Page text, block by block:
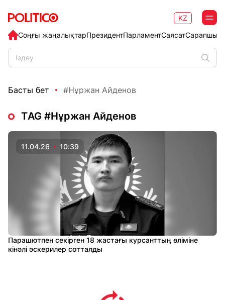
Соңғы жаңалықтарПрезидентПарламентСаясат
KZ
Басты бет #Нұржан Айденов
ТAG #Нұржан Айденов
11.04.26 10:39
Парашютпен секірген 18 жастағы курсанттың өліміне
кінәлі әскерилер сотталды